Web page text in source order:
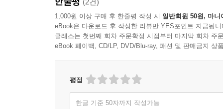
(2건)
1,000원 이상 구매 후 한줄평 작성 시 일반회원 50원, 마니
eBook은 다운로드 후 작성한 리뷰만 YES포인트 지급됩니
클래스는 첫번째 회차 주문확정 시점부터 마지막 회차 주
eBook 페이백, CD/LP, DVD/Blu-ray, 패션 및 판매금지 상
평점
한글 기준 50자까지 작성가능